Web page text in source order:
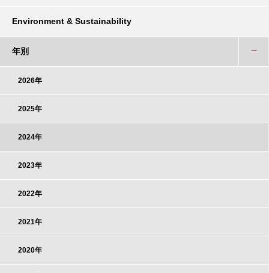
Environment & Sustainability
年別
2026年
2025年
2024年
2023年
2022年
2021年
2020年